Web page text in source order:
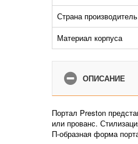
Страна производитель
Материал корпуса
ОПИСАНИЕ
Портал Preston
или прованс.
П-образная форма